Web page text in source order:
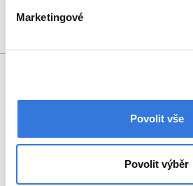
Marketingové
Povolit vše
Povolit výběr